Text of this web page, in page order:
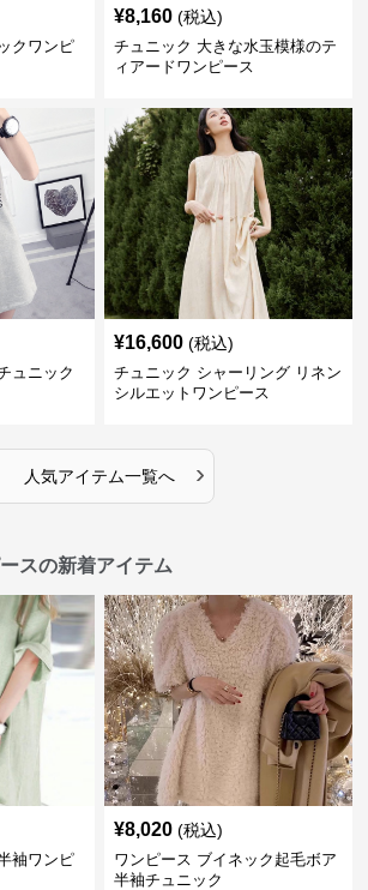
クワンピ
¥8,160 (税込)
チュニック 大きな水玉模様のテ
ィアードワンピース
ュニック
¥16,600 (税込)
チュニック シャーリング リネン
シルエットワンピース
人気アイテム一覧へ ›
スの新着アイテム
袖ワンピ
¥8,020 (税込)
ワンピース ブイネック起毛ボア
半袖チュニック